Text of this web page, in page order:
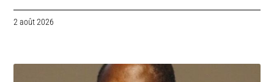
2 août 2026